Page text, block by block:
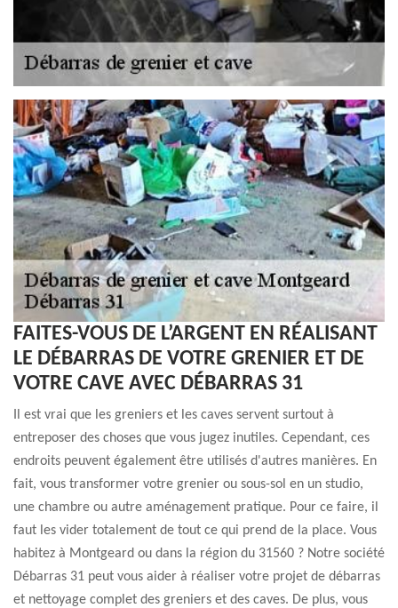
FAITES-VOUS DE L’ARGENT EN RÉALISANT
LE DÉBARRAS DE VOTRE GRENIER ET DE
VOTRE CAVE AVEC DÉBARRAS 31
Il est vrai que les greniers et les caves servent surtout à
entreposer des choses que vous jugez inutiles. Cependant, ces
endroits peuvent également être utilisés d'autres manières. En
fait, vous transformer votre grenier ou sous-sol en un studio,
une chambre ou autre aménagement pratique. Pour ce faire, il
faut les vider totalement de tout ce qui prend de la place. Vous
habitez à Montgeard ou dans la région du 31560 ? Notre société
Débarras 31 peut vous aider à réaliser votre projet de débarras
et nettoyage complet des greniers et des caves. De plus, vous